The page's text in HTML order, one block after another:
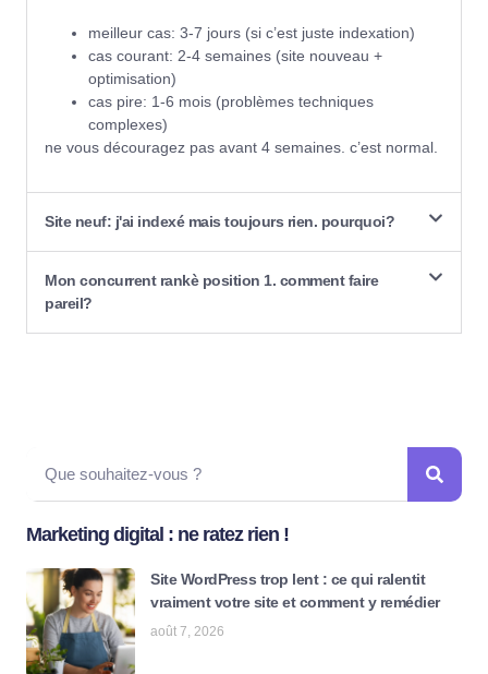
meilleur cas: 3-7 jours (si c’est juste indexation)
cas courant: 2-4 semaines (site nouveau +
optimisation)
cas pire: 1-6 mois (problèmes techniques
complexes)
ne vous découragez pas avant 4 semaines. c’est normal.
Site neuf: j'ai indexé mais toujours rien. pourquoi?
Mon concurrent rankè position 1. comment faire
pareil?
Marketing digital : ne ratez rien !
Site WordPress trop lent : ce qui ralentit
vraiment votre site et comment y remédier
août 7, 2026